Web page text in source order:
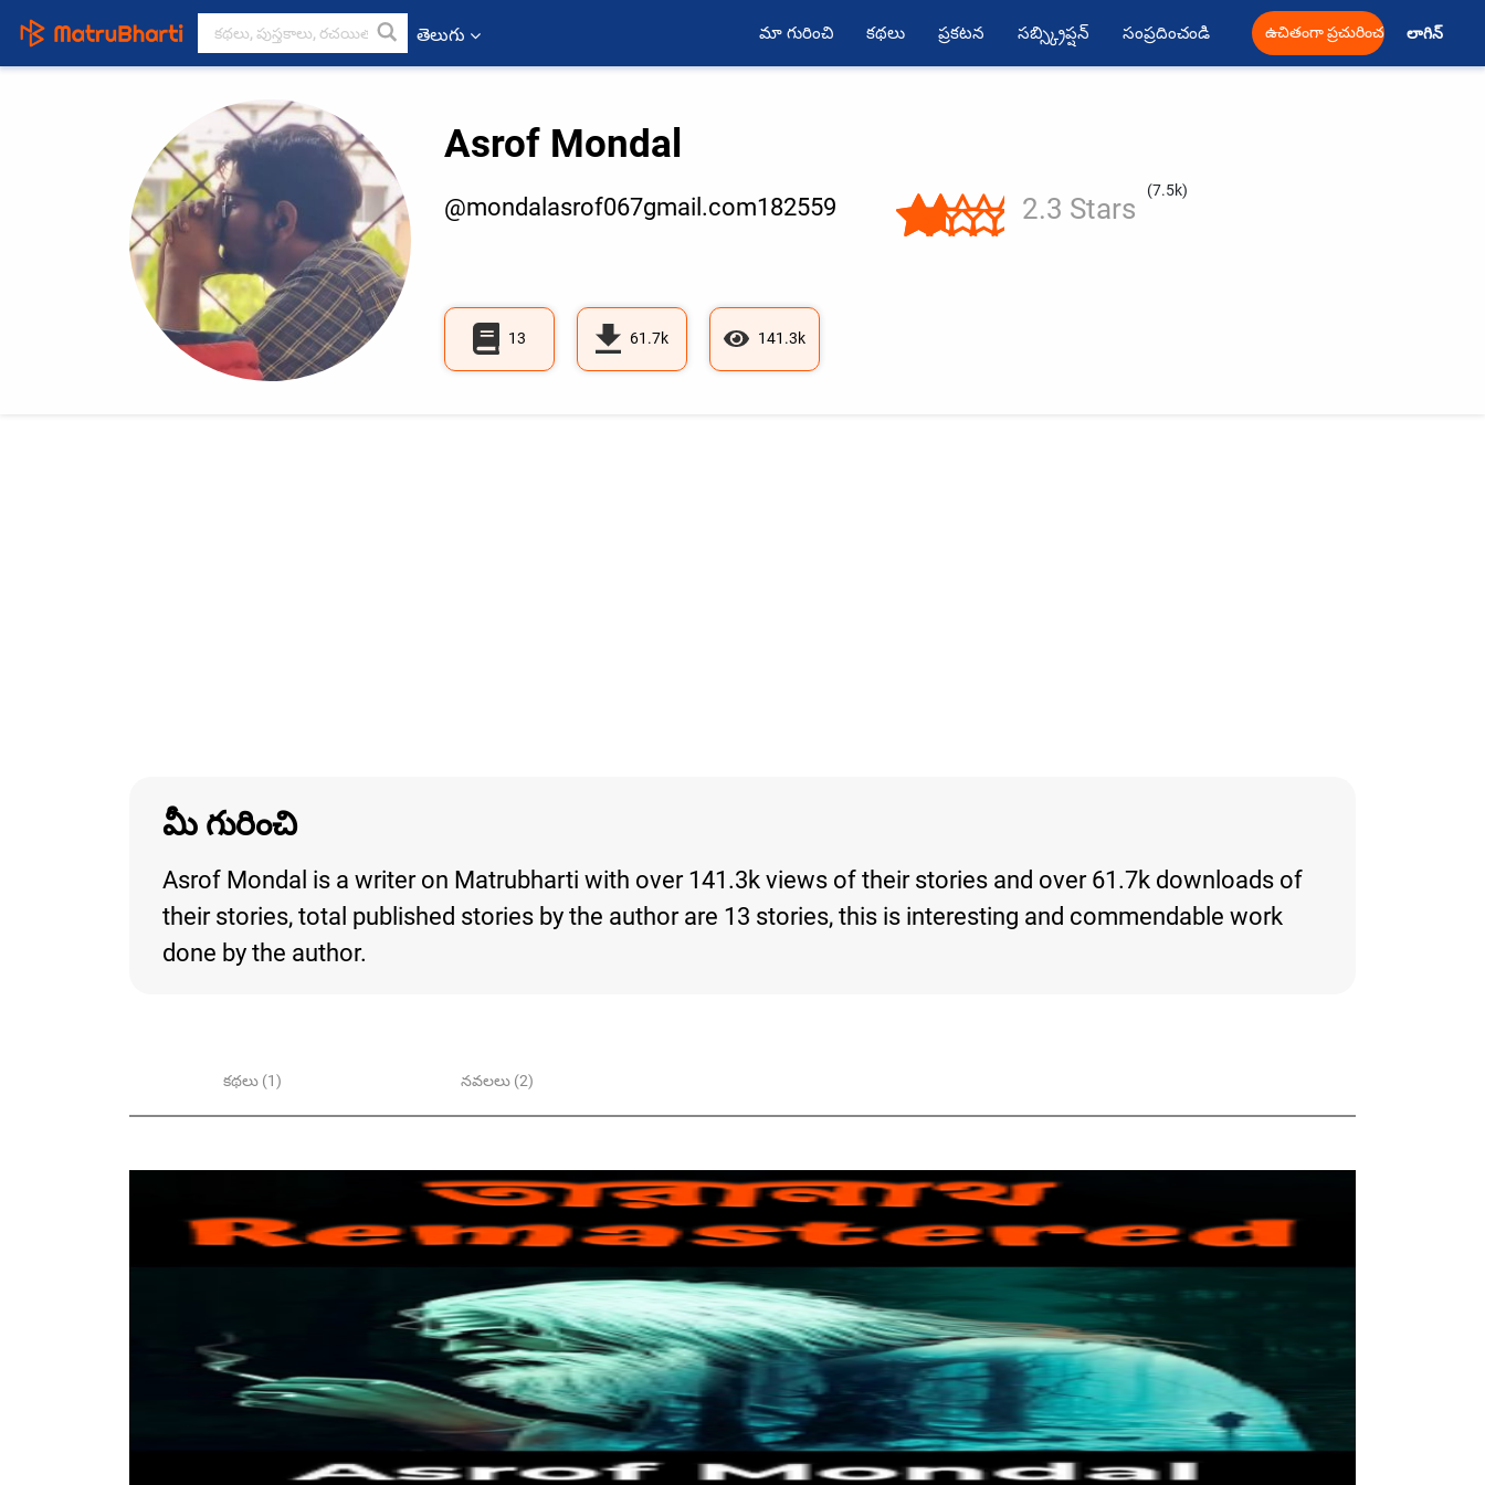
తెలుగు మా గురించి కథలు ప్రకటన సబ్స్క్రిప్షన్ సంప్రదించండి ఉచితంగా ప్రచురించండి లాగిన్
Asrof Mondal
@mondalasrof067gmail.com182559 2.3 Stars
(7.5k)
13 61.7k 141.3k
మీ గురించి
Asrof Mondal is a writer on Matrubharti with over 141.3k views of their stories and over 61.7k downloads of
their stories, total published stories by the author are 13 stories, this is interesting and commendable work
done by the author.
కథలు (1) నవలలు (2)